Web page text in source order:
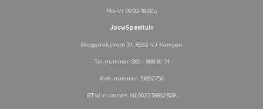
Ma-Vr 09.00-18.00u
JouwSpeeltuin
Skagerrakstraat 21, 8262 VJ Kampen
Tel-nummer: 085 - 808 81 74
KvK-nummer: 51852756
BTW-nummer: NL002238862B28